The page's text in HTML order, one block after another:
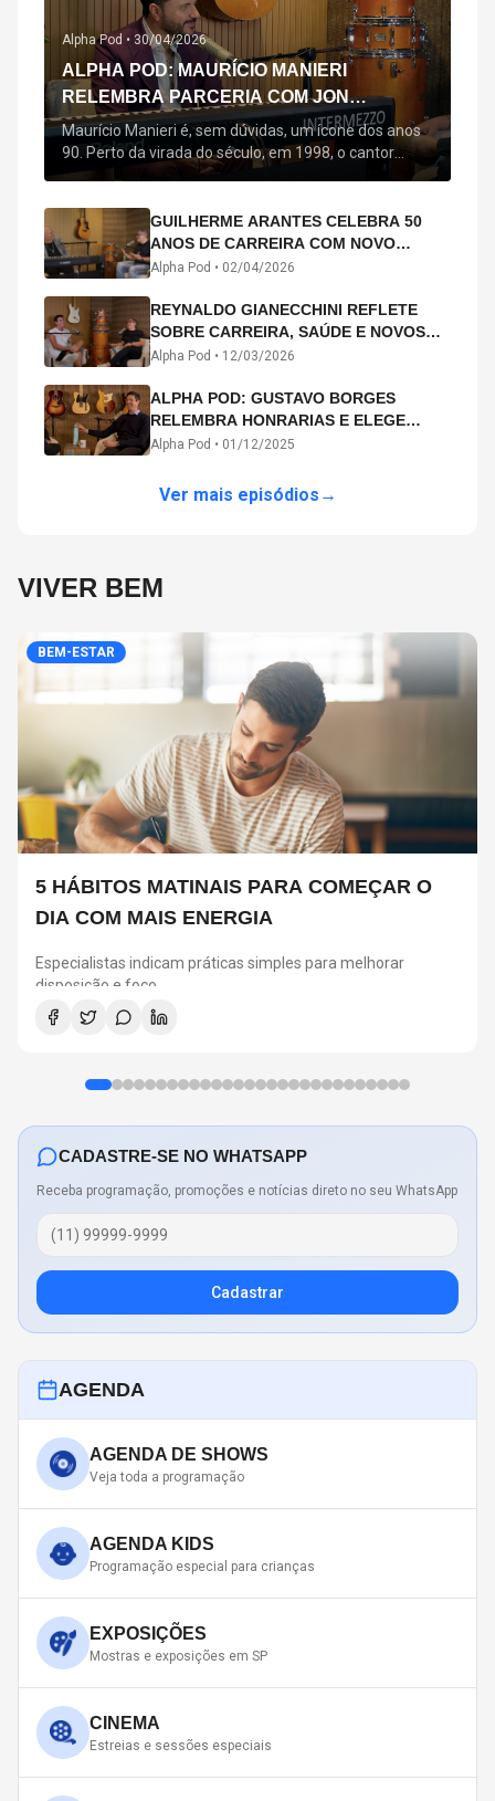
Alpha Pod • 30/04/2026
ALPHA POD: MAURÍCIO MANIERI
RELEMBRA PARCERIA COM JON
SECADA, ORIGEM DE "BEM QUERER" E
MAIS
Maurício Manieri é, sem dúvidas, um ícone dos anos
90. Perto da virada do século, em 1998, o cantor
estreou oficialmente com o seu primeiro disco, "A
acompanham até hoje, quase trinta anos mais tarde:
"Bem Querer" e "Minha Menina". Em 2026, o astro
segue com o […]
GUILHERME ARANTES CELEBRA 50
ANOS DE CARREIRA COM NOVO
ÁLBUM INTERDIMENSIONAL E TURNÊ
Alpha Pod • 02/04/2026
REYNALDO GIANECCHINI REFLETE
SOBRE CARREIRA, SAÚDE E NOVOS
CAMINHOS ARTÍSTICOS NO ALPHA
Alpha Pod • 12/03/2026
ALPHA POD: GUSTAVO BORGES
RELEMBRA HONRARIAS E ELEGE
MICHAEL PHELPS O MAIOR ATLETA DA
Alpha Pod • 01/12/2025
Ver mais episódios →
VIVER BEM
BEM-ESTAR
5 HÁBITOS MATINAIS PARA COMEÇAR O
DIA COM MAIS ENERGIA
Especialistas indicam práticas simples para melhorar
disposição e foco
CADASTRE-SE NO WHATSAPP
Receba programação, promoções e notícias direto no seu WhatsApp
Cadastrar
AGENDA
AGENDA DE SHOWS
Veja toda a programação
AGENDA KIDS
Programação especial para crianças
EXPOSIÇÕES
Mostras e exposições em SP
CINEMA
Estreias e sessões especiais